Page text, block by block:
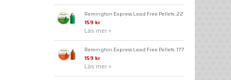
Remington Express Lead Free Pellets .22
159 kr
Läs mer »
Remington Express Lead Free Pellets .177
159 kr
Läs mer »